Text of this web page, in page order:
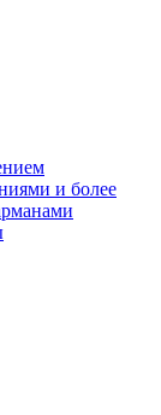
и более